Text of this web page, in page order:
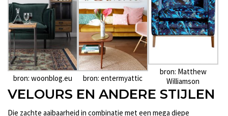
bron: woonblog.eu bron: entermyattic
bron: Matthew
Williamson
VELOURS EN ANDERE STIJLEN
Die zachte aaibaarheid in combinatie met een mega diepe